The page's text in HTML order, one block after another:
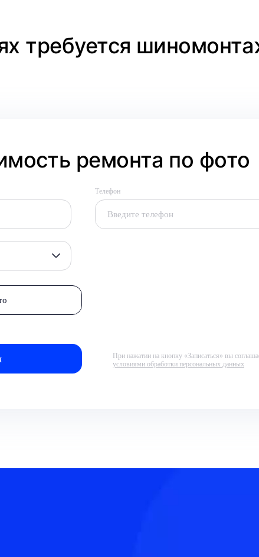
требуется
ремонта по фото
Телефон
При нажатии на кнопку «Записаться» вы
условиями обработки персональных данных